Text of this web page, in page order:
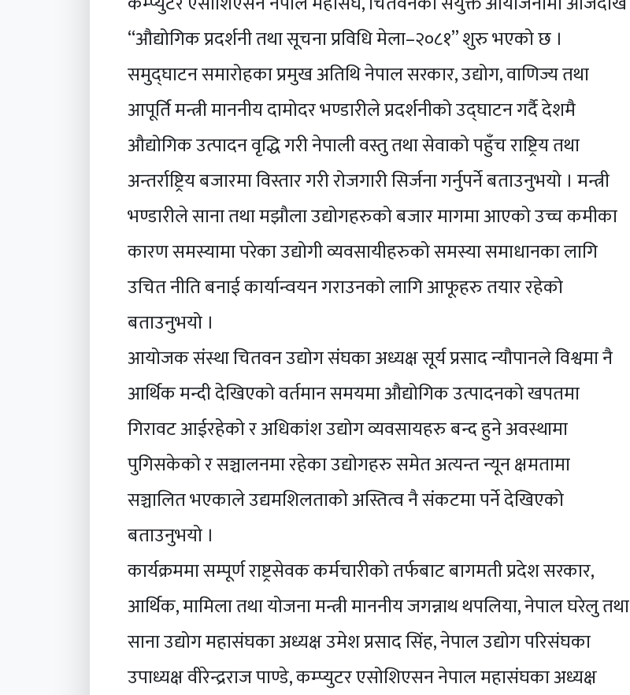
“औद्योगिक प्रदर्शनी तथा सूचना प्रविधि मेला–२०८१” शुरु भएको छ ।
समुद्घाटन समारोहका प्रमुख अतिथि नेपाल सरकार, उद्योग, वाणिज्य तथा
आपूर्ति मन्त्री माननीय दामोदर भण्डारीले प्रदर्शनीको उद्घाटन गर्दै देशमै
औद्योगिक उत्पादन वृद्धि गरी नेपाली वस्तु तथा सेवाको पहुँच राष्ट्रिय तथा
अन्तर्राष्ट्रिय बजारमा विस्तार गरी रोजगारी सिर्जना गर्नुपर्ने बताउनुभयो । मन्त्री
भण्डारीले साना तथा मझौला उद्योगहरुको बजार मागमा आएको उच्च कमीका
कारण समस्यामा परेका उद्योगी व्यवसायीहरुको समस्या समाधानका लागि
उचित नीति बनाई कार्यान्वयन गराउनको लागि आफूहरु तयार रहेको
बताउनुभयो ।
आयोजक संस्था चितवन उद्योग संघका अध्यक्ष सूर्य प्रसाद न्यौपानले विश्वमा नै
आर्थिक मन्दी देखिएको वर्तमान समयमा औद्योगिक उत्पादनको खपतमा
गिरावट आईरहेको र अधिकांश उद्योग व्यवसायहरु बन्द हुने अवस्थामा
पुगिसकेको र सञ्चालनमा रहेका उद्योगहरु समेत अत्यन्त न्यून क्षमतामा
सञ्चालित भएकाले उद्यमशिलताको अस्तित्व नै संकटमा पर्ने देखिएको
बताउनुभयो ।
कार्यक्रममा सम्पूर्ण राष्ट्रसेवक कर्मचारीको तर्फबाट बागमती प्रदेश सरकार,
आर्थिक, मामिला तथा योजना मन्त्री माननीय जगन्नाथ थपलिया, नेपाल घरेलु तथा
साना उद्योग महासंघका अध्यक्ष उमेश प्रसाद सिंह, नेपाल उद्योग परिसंघका
उपाध्यक्ष वीरेन्द्रराज पाण्डे, कम्प्युटर एसोशिएसन नेपाल महासंघका अध्यक्ष